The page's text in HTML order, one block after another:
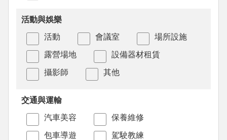
活動與娛樂
活動
會議室 場所設施
露營場地 設備器材租賃
攝影師 其他
交通與運輸
汽車美容
保養維修
包車導遊 駕駛教練